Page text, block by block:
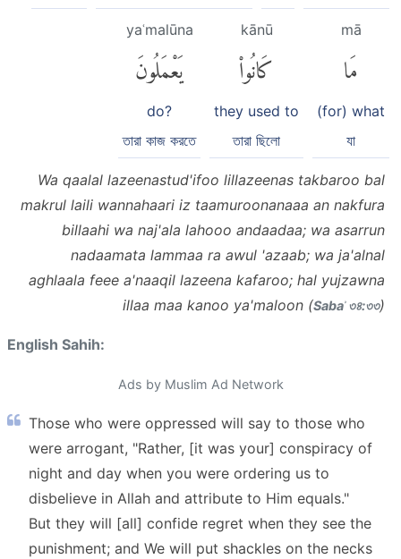
mā
مَا
(for) what
যা
kānū
كَانُوا۟
they used to
তারা ছিলো
yaʿmalūna
يَعْمَلُونَ
do?
তারা কাজ করতে
Wa qaalal lazeenastud'ifoo lillazeenas takbaroo bal
makrul laili wannahaari iz taamuroonanaaa an nakfura
billaahi wa naj'ala lahooo andaadaa; wa asarrun
nadaamata lammaa ra awul 'azaab; wa ja'alnal
aghlaala feee a'naaqil lazeena kafaroo; hal yujzawna
illaa maa kanoo ya'maloon (Sabaʾ ৩৪:৩৩)
English Sahih:
Ads by Muslim Ad Network
Those who were oppressed will say to those who
were arrogant, "Rather, [it was your] conspiracy of
night and day when you were ordering us to
disbelieve in Allah and attribute to Him equals."
But they will [all] confide regret when they see the
punishment; and We will put shackles on the necks